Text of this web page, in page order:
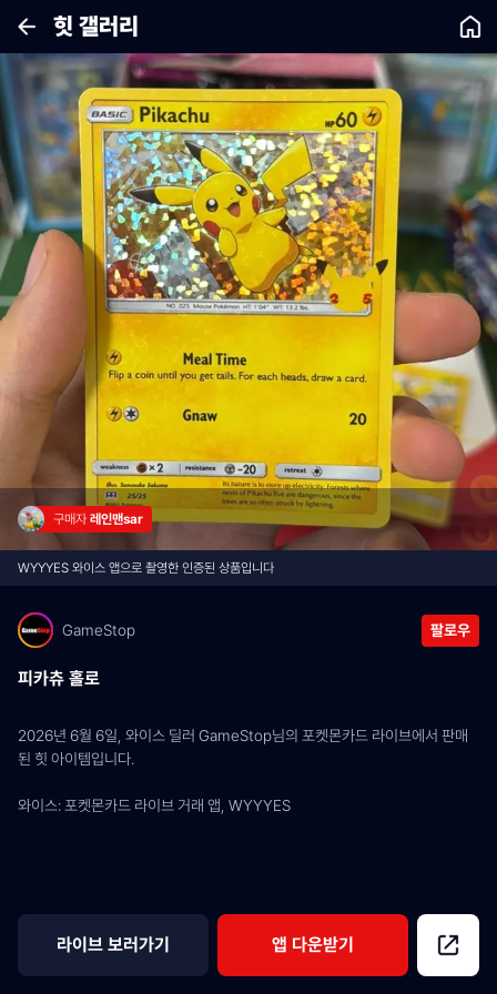
힛 갤러리
구매자 레인맨sar
WYYYES 와이스 앱으로 촬영한 인증된 상품입니다
GameStop 팔로우
피카츄 홀로
2026년 6월 6일, 와이스 딜러 GameStop님의 포켓몬카드 라이브에서 판매
된 힛 아이템입니다.
와이스: 포켓몬카드 라이브 거래 앱, WYYYES
라이브 보러가기 앱 다운받기